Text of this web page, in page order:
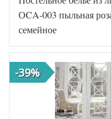
Артикул
Ткань
Размер
простыни
Размер
наволочек
50х70
(2шт)
Производитель
Asabella
(Китай)
ОCA-003 пыльная
семейное
-39%